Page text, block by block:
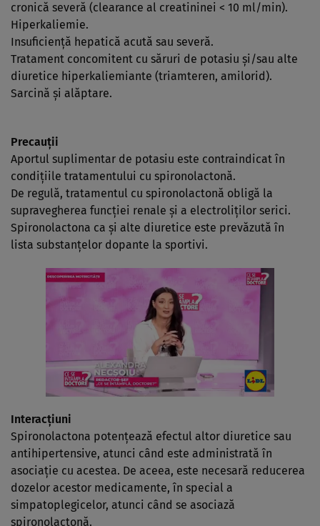
cronică severă (clearance al creatininei < 10 ml/min).
Hiperkaliemie.
Insuficienţă hepatică acută sau severă.
Tratament concomitent cu săruri de potasiu şi/sau alte
diuretice hiperkaliemiante (triamteren, amilorid).
Sarcină şi alăptare.
Precauţii
Aportul suplimentar de potasiu este contraindicat în
condiţiile tratamentului cu spironolactonă.
De regulă, tratamentul cu spironolactonă obligă la
supravegherea funcţiei renale şi a electroliţilor serici.
Spironolactona ca şi alte diuretice este prevăzută în
lista substanţelor dopante la sportivi.
Interacţiuni
Spironolactona potenţează efectul altor diuretice sau
antihipertensive, atunci când este administrată în
asociaţie cu acestea. De aceea, este necesară reducerea
dozelor acestor medicamente, în special a
simpatoplegicelor, atunci când se asociază
spironolactonă.